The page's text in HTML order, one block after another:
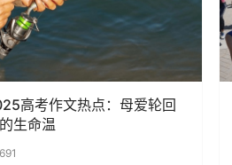
高考作文热点：母爱轮回
生命温
691